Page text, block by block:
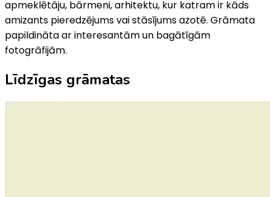
apmeklētāju, bārmeni, arhitektu, kur katram ir kāds
amizants pieredzējums vai stāsījums azotē. Grāmata
papildināta ar interesantām un bagātīgām
fotogrāfijām.
Līdzīgas grāmatas